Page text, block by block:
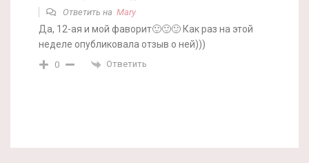
Ответить на Mary
Да, 12-ая и мой фаворит🙂🙂🙂 Как раз на этой
неделе опубликовала отзыв о ней)))
0 Ответить